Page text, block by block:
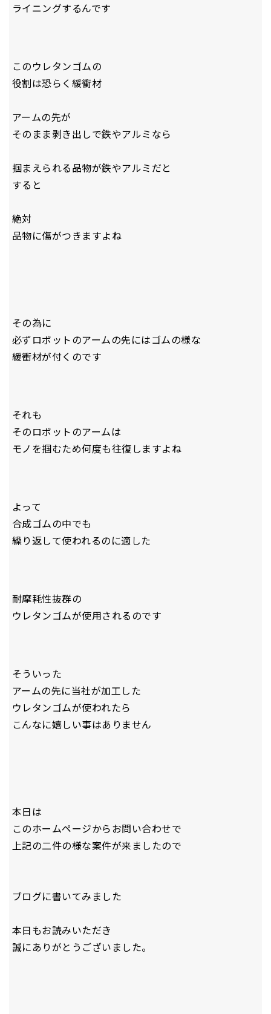
ライニングするんです
このウレタンゴムの
役割は恐らく緩衝材
アームの先が
そのまま剥き出しで鉄やアルミなら
掴まえられる品物が鉄やアルミだと
すると
絶対
品物に傷がつきますよね
その為に
必ずロボットのアームの先にはゴムの様な
緩衝材が付くのです
それも
そのロボットのアームは
モノを掴むため何度も往復しますよね
よって
合成ゴムの中でも
繰り返して使われるのに適した
耐摩耗性抜群の
ウレタンゴムが使用されるのです
そういった
アームの先に当社が加工した
ウレタンゴムが使われたら
こんなに嬉しい事はありません
本日は
このホームページからお問い合わせで
上記の二件の様な案件が来ましたので
ブログに書いてみました
本日もお読みいただき
誠にありがとうございました。